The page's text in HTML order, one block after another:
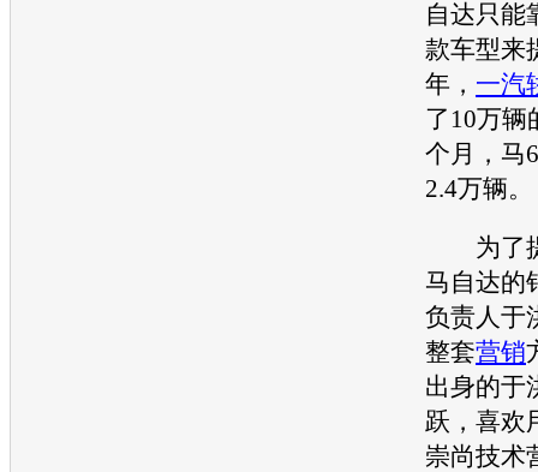
自达只能
款车型来
年， 一汽
了10万辆
个月， 马6
2.4万辆。
为了
马自达的
负责人于
整套营销
出身的于
跃，喜欢
崇尚技术